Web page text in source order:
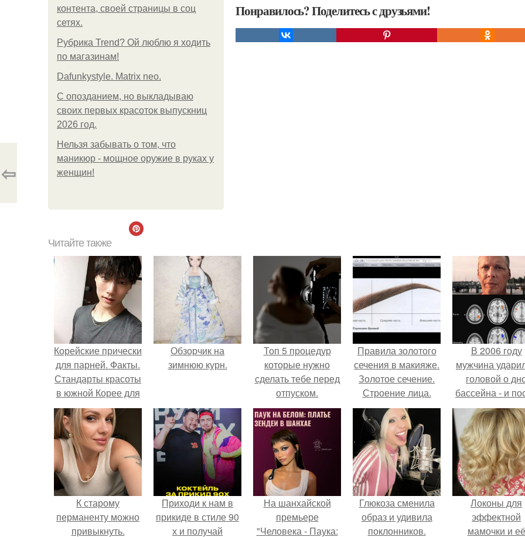
контента, своей страницы в соц
сетях.
Рубрика Trend? Ой люблю я ходить
по магазинам!
Dafunkystyle. Matrix neo.
С опозданием, но выкладываю
своих первых красоток выпускниц
2026 год.
Нельзя забывать о том, что
маникюр - мощное оружие в руках у
женщин!
Понравилось? Поделитесь с друзьями!
⇦
Читайте также
Корейские прически
для парней. Факты.
Стандарты красоты
в южной Корее для
парней?
Обзорчик на
зимнюю курн.
Топ 5 процедур
которые нужно
сделать тебе перед
отпуском.
Правила золотого
сечения в макияже.
Золотое сечение.
Строение лица.
В 2006 году
мужчина
головой о
бассейна - и
этого его
изменилась
странным
К старому
перманенту можно
привыкнуть.
Приходи к нам в
прикиде в стиле 90
х и получай
На шанхайской
премьере
"Человека - Паука:
Глюкоза сменила
образ и удивила
поклонников.
Локоны для
эффектной
мамочки и её